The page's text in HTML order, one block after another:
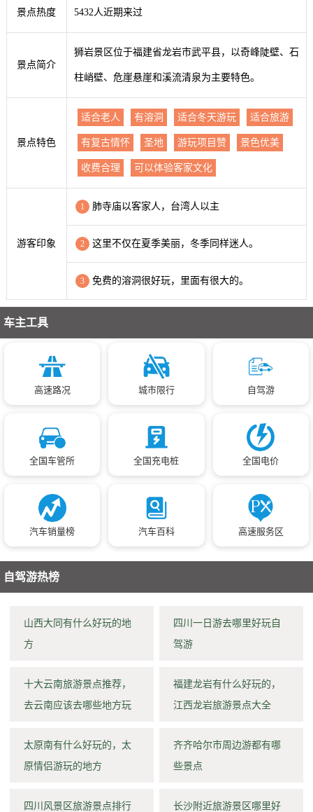
景点热度 5432人近期来过
景点简介
狮岩景区位于福建省龙岩市武平县，以奇峰陡壁、石
柱峭壁、危崖悬崖和溪流清泉为主要特色。
景点特色
适合老人 有溶洞 适合冬天游玩 适合旅游
有复古情怀 圣地 游玩项目赞 景色优美
收费合理 可以体验客家文化
游客印象
1 肺寺庙以客家人，台湾人以主
2 这里不仅在夏季美丽，冬季同样迷人。
3 免费的溶洞很好玩，里面有很大的。
车主工具
高速路况 城市限行 自驾游
全国车管所 全国充电桩 全国电价
汽车销量榜 汽车百科 高速服务区
自驾游热榜
山西大同有什么好玩的地
方
四川一日游去哪里好玩自
驾游
十大云南旅游景点推荐，
去云南应该去哪些地方玩
福建龙岩有什么好玩的，
江西龙岩旅游景点大全
太原南有什么好玩的，太
原情侣游玩的地方
齐齐哈尔市周边游都有哪
些景点
四川风景区旅游景点排行
长沙附近旅游景区哪里好